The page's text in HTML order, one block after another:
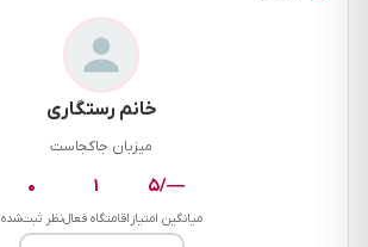
خانم رستگاری
میزبان جاکجاست
—/۵
میانگین امتیاز
۱
اقامتگاه فعال
۰
نظر ثبت‌شده